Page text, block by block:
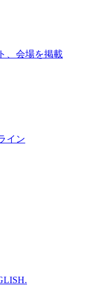
、会場を掲載
イン